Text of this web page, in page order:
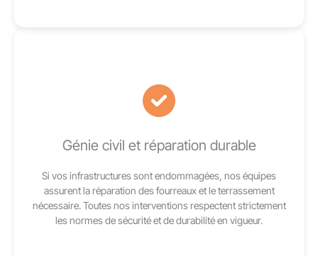
Génie civil et réparation durable
Si vos infrastructures sont endommagées, nos équipes
assurent la réparation des fourreaux et le terrassement
nécessaire. Toutes nos interventions respectent strictement
les normes de sécurité et de durabilité en vigueur.